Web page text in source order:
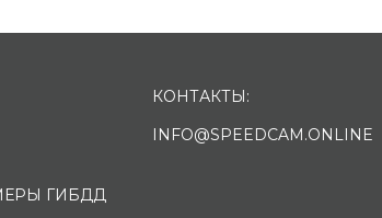
ГИБДД
КОНТАКТЫ:
INFO@SPEEDCAM.ONLINE